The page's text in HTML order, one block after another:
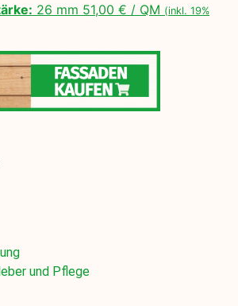
26 mm 51,00 € / QM (inkl. 19%
und Pflege